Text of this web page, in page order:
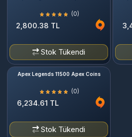
(0)
2,800.38 TL
Stok Tükendi
Apex Legends 11500 Apex Coins
(0)
6,234.61 TL
Stok Tükendi